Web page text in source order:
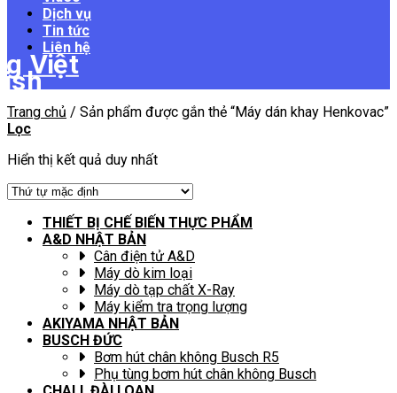
Dịch vụ
Tin tức
Liên hệ
Trang chủ / Sản phẩm được gắn thẻ “Máy dán khay Henkovac”
Lọc
Hiển thị kết quả duy nhất
THIẾT BỊ CHẾ BIẾN THỰC PHẨM
A&D NHẬT BẢN
Cân điện tử A&D
Máy dò kim loại
Máy dò tạp chất X-Ray
Máy kiểm tra trọng lượng
AKIYAMA NHẬT BẢN
BUSCH ĐỨC
Bơm hút chân không Busch R5
Phụ tùng bơm hút chân không Busch